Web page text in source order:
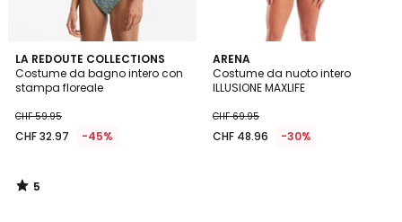
LA REDOUTE COLLECTIONS
Costume da bagno intero con
stampa floreale
CHF 59.95
CHF 32.97 -45%
5
/
5
5
/
ARENA
Costume da nuoto intero
ILLUSIONE MAXLIFE
CHF 69.95
CHF 48.96 -30%